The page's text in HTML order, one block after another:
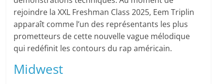
rejoindre la XXL Freshman Class 2025, Eem Triplin
apparaît comme l’un des représentants les plus
prometteurs de cette nouvelle vague mélodique
qui redéfinit les contours du rap américain.
Midwest